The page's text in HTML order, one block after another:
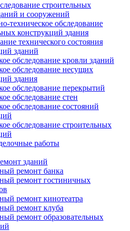
строительных
и сооружений
техническое обследование
конструкций здания
технического состояния
зданий
обследование кровли зданий
обследование несущих
здания
обследование перекрытий
обследование стен
обследование состояний
обследование строительных
работы
зданий
ремонт банка
ремонт гостиничных
ремонт кинотеатра
ремонт клуба
ремонт образовательных